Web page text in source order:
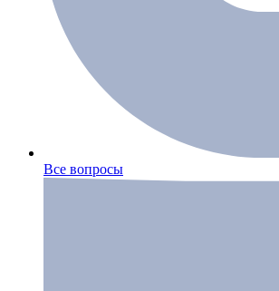
Все вопросы